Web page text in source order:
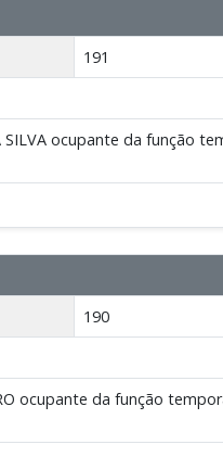
191
ocupante da função
190
ocupante da função